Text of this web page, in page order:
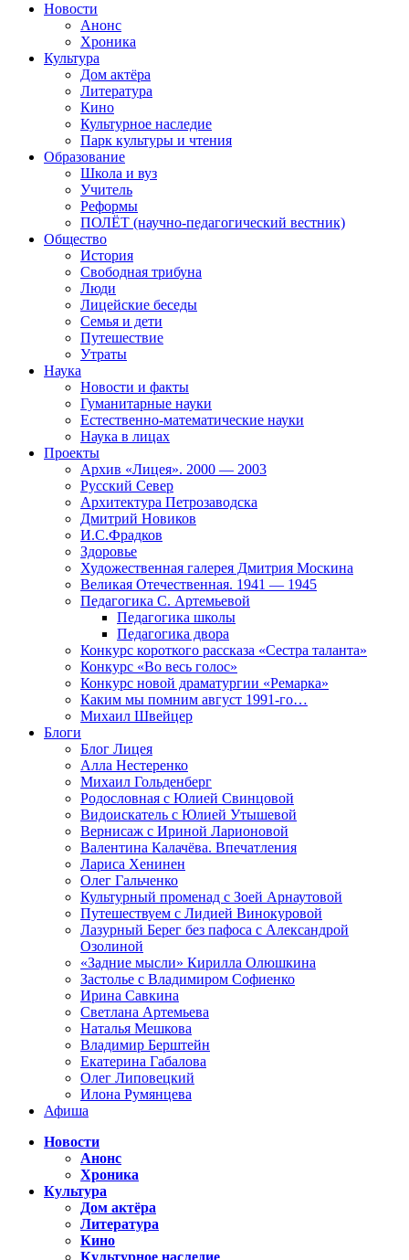
Новости
Анонс
Хроника
Культура
Дом актёра
Литература
Кино
Культурное наследие
Парк культуры и чтения
Образование
Школа и вуз
Учитель
Реформы
ПОЛЁТ (научно-педагогический вестник)
Общество
История
Свободная трибуна
Люди
Лицейские беседы
Семья и дети
Путешествие
Утраты
Наука
Новости и факты
Гуманитарные науки
Естественно-математические науки
Наука в лицах
Проекты
Архив «Лицея». 2000 — 2003
Русский Север
Архитектура Петрозаводска
Дмитрий Новиков
И.С.Фрадков
Здоровье
Художественная галерея Дмитрия Москина
Великая Отечественная. 1941 — 1945
Педагогика С. Артемьевой
Педагогика школы
Педагогика двора
Конкурс короткого рассказа «Сестра таланта»
Конкурс «Во весь голос»
Конкурс новой драматургии «Ремарка»
Каким мы помним август 1991-го…
Михаил Швейцер
Блоги
Блог Лицея
Алла Нестеренко
Михаил Гольденберг
Родословная с Юлией Свинцовой
Видоискатель с Юлией Утышевой
Вернисаж с Ириной Ларионовой
Валентина Калачёва. Впечатления
Лариса Хенинен
Олег Гальченко
Культурный променад с Зоей Арнаутовой
Путешествуем с Лидией Винокуровой
Лазурный Берег без пафоса с Александрой
Озолиной
«Задние мысли» Кирилла Олюшкина
Застолье с Владимиром Софиенко
Ирина Савкина
Светлана Артемьева
Наталья Мешкова
Владимир Берштейн
Екатерина Габалова
Олег Липовецкий
Илона Румянцева
Афиша
Новости
Анонс
Хроника
Культура
Дом актёра
Литература
Кино